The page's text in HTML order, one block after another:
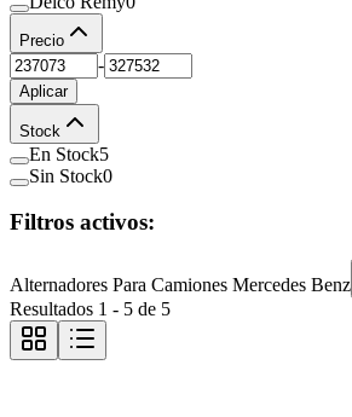
Precio
-
Aplicar
Stock
En Stock5
Sin Stock0
Filtros activos:
Alternadores Para Camiones Mercedes Benz
Resultados 1 - 5 de 5